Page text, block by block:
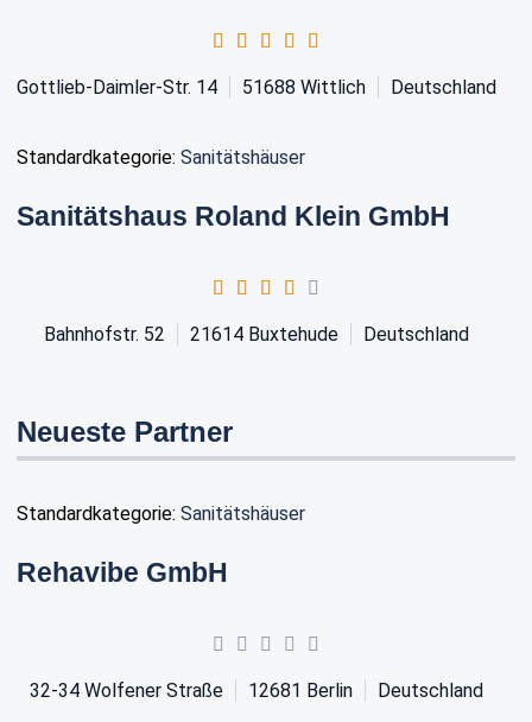
Gottlieb-Daimler-Str. 14 51688 Wittlich Deutschland
Standardkategorie: Sanitätshäuser
Sanitätshaus Roland Klein GmbH
Bahnhofstr. 52 21614 Buxtehude Deutschland
Neueste Partner
Standardkategorie: Sanitätshäuser
Rehavibe GmbH
32-34 Wolfener Straße 12681 Berlin Deutschland